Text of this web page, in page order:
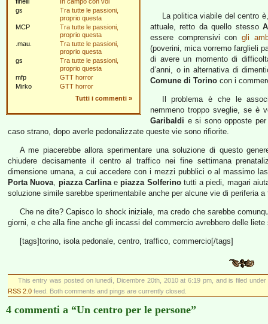
gs
Tra tutte le passioni,
proprio questa
MCP
Tra tutte le passioni,
proprio questa
.mau.
Tra tutte le passioni,
proprio questa
gs
Tra tutte le passioni,
proprio questa
mfp
GTT horror
Mirko
GTT horror
Tutti i commenti »
La politica viabile del centro
attuale, retto da quello stesso
essere comprensivi con gli
(poverini, mica vorremo farglieli
di avere un momento di
d’anni, o in alternativa di
Comune di Torino con i
Il problema è che le
nemmeno troppo sveglie, se è
Garibaldi e si sono opposte
caso strano, dopo averle pedonalizzate queste vie sono rifiorite.
A me piacerebbe allora sperimentare una soluzione di questo
chiudere decisamente il centro al traffico nei fine settimana
dimensione umana, a cui accedere con i mezzi pubblici o al massimo
Porta Nuova, piazza Carlinaepiazza Solferinotutti a piedi, magari
soluzione simile sarebbe sperimentabile anche per alcune vie di periferia
Che ne dite? Capisco lo shock iniziale, ma credo che sarebbe
giorni, e che alla fine anche gli incassi del commercio avrebbero delle
[tags]torino, isola pedonale, centro, traffico, commercio[/tags]
This entry was posted on lunedì, Dicembre 20th, 2010 at 6:19 pm, and is filed under
RSS 2.0 feed. Both comments and pings are currently closed.
4 commenti a “Un centro per le persone”